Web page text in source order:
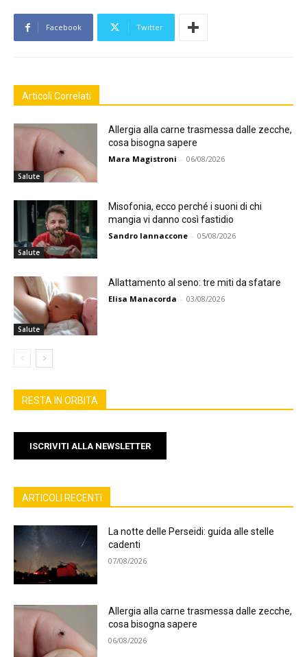
Facebook Twitter
Articoli Correlati
Salute
Allergia alla carne trasmessa dalle zecche,
cosa bisogna sapere
Mara Magistroni - 06/08/2026
Salute
Misofonia, ecco perché i suoni di chi
mangia vi danno così fastidio
Sandro Iannaccone - 05/08/2026
Salute
Allattamento al seno: tre miti da sfatare
Elisa Manacorda - 03/08/2026
RESTA IN ORBITA
ISCRIVITI ALLA NEWSLETTER
ARTICOLI RECENTI
La notte delle Perseidi: guida alle stelle
cadenti
07/08/2026
Allergia alla carne trasmessa dalle zecche,
cosa bisogna sapere
06/08/2026